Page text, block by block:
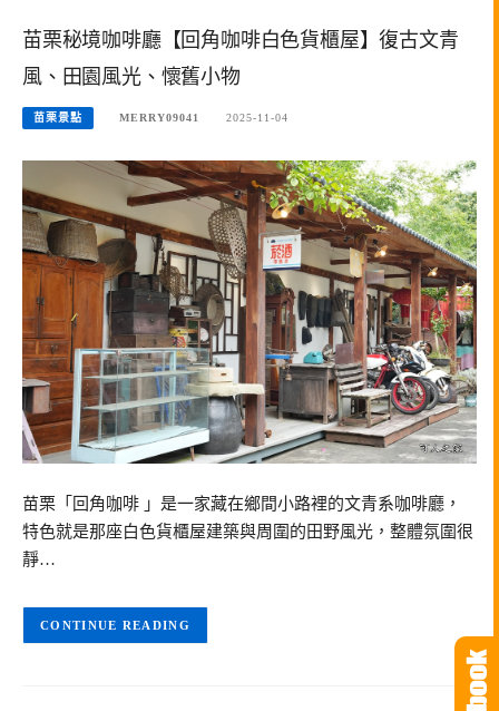
苗栗秘境咖啡廳【回角咖啡白色貨櫃屋】復古文青
風、田園風光、懷舊小物
苗栗景點 MERRY09041 2025-11-04
苗栗「回角咖啡 」是一家藏在鄉間小路裡的文青系咖啡廳，
特色就是那座白色貨櫃屋建築與周圍的田野風光，整體氛圍很
靜…
CONTINUE READING